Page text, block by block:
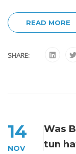
READ MORE
SHARE:
14
NOV
Was
tun